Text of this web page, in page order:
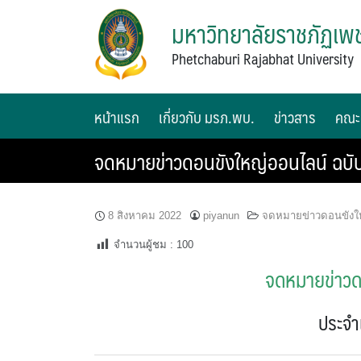
มหาวิทยาลัยราชภัฏเ
Phetchaburi Rajabhat University
หน้าแรก เกี่ยวกับ มรภ.พบ. ข่าวสาร คณ
จดหมายข่าวดอนขังใหญ่ออนไลน์ ฉ
8 สิงหาคม 2022 piyanun จดหมายข่าวดอนขัง
จำนวนผู้ชม : 100
จดหมายข่า
ประ